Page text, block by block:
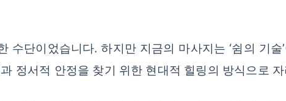
수단이었습니다. 하지만 지금의 마사지는 ‘쉼의 기
정서적 안정을 찾기 위한 현대적 힐링의 방식으로